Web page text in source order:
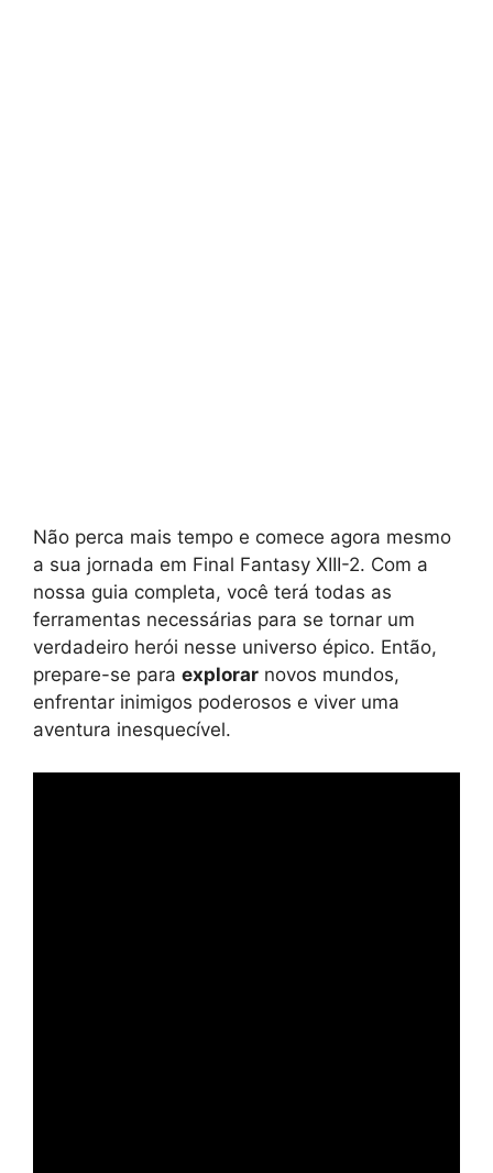
Não perca mais tempo e comece agora mesmo
a sua jornada em Final Fantasy XIII-2. Com a
nossa guia completa, você terá todas as
ferramentas necessárias para se tornar um
verdadeiro herói nesse universo épico. Então,
prepare-se para explorar novos mundos,
enfrentar inimigos poderosos e viver uma
aventura inesquecível.